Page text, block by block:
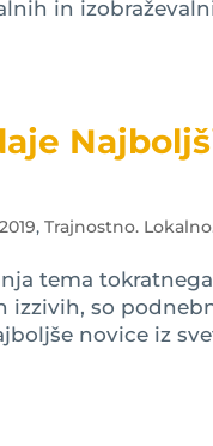
in
,Trajnostno.
tema tokratnega
izzivih, so
novice iz